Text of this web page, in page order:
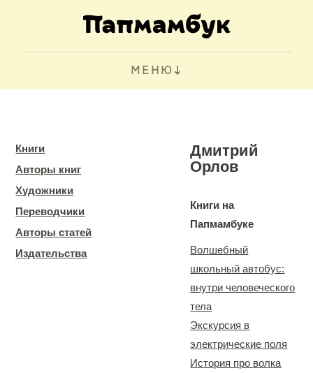
МЕНЮ
Книги
Авторы книг
Художники
Переводчики
Авторы статей
Издательства
Дмитрий
Орлов
Книги на
Папмамбуке
Волшебный
школьный автобус:
внутри человеческого
тела
Экскурсия в
электрические поля
История про волка